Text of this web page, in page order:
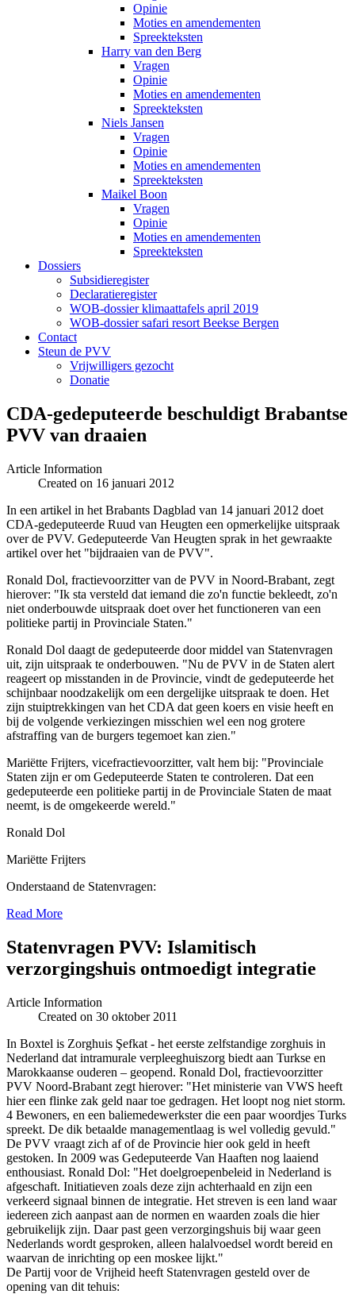
Opinie
Moties en amendementen
Spreekteksten
Harry van den Berg
Vragen
Opinie
Moties en amendementen
Spreekteksten
Niels Jansen
Vragen
Opinie
Moties en amendementen
Spreekteksten
Maikel Boon
Vragen
Opinie
Moties en amendementen
Spreekteksten
Dossiers
Subsidieregister
Declaratieregister
WOB-dossier klimaattafels april 2019
WOB-dossier safari resort Beekse Bergen
Contact
Steun de PVV
Vrijwilligers gezocht
Donatie
CDA-gedeputeerde beschuldigt Brabantse
PVV van draaien
Article Information
Created on 16 januari 2012
In een artikel in het Brabants Dagblad van 14 januari 2012 doet
CDA-gedeputeerde Ruud van Heugten een opmerkelijke uitspraak
over de PVV. Gedeputeerde Van Heugten sprak in het gewraakte
artikel over het "bijdraaien van de PVV".
Ronald Dol, fractievoorzitter van de PVV in Noord-Brabant, zegt
hierover: "Ik sta versteld dat iemand die zo'n functie bekleedt, zo'n
niet onderbouwde uitspraak doet over het functioneren van een
politieke partij in Provinciale Staten."
Ronald Dol daagt de gedeputeerde door middel van Statenvragen
uit, zijn uitspraak te onderbouwen. "Nu de PVV in de Staten alert
reageert op misstanden in de Provincie, vindt de gedeputeerde het
schijnbaar noodzakelijk om een dergelijke uitspraak te doen. Het
zijn stuiptrekkingen van het CDA dat geen koers en visie heeft en
bij de volgende verkiezingen misschien wel een nog grotere
afstraffing van de burgers tegemoet kan zien."
Mariëtte Frijters, vicefractievoorzitter, valt hem bij: "Provinciale
Staten zijn er om Gedeputeerde Staten te controleren. Dat een
gedeputeerde een politieke partij in de Provinciale Staten de maat
neemt, is de omgekeerde wereld."
Ronald Dol
Mariëtte Frijters
Onderstaand de Statenvragen:
Read More
Statenvragen PVV: Islamitisch
verzorgingshuis ontmoedigt integratie
Article Information
Created on 30 oktober 2011
In Boxtel is Zorghuis Şefkat - het eerste zelfstandige zorghuis in
Nederland dat intramurale verpleeghuiszorg biedt aan Turkse en
Marokkaanse ouderen – geopend. Ronald Dol, fractievoorzitter
PVV Noord-Brabant zegt hierover: "Het ministerie van VWS heeft
hier een flinke zak geld naar toe gedragen. Het loopt nog niet storm.
4 Bewoners, en een baliemedewerkster die een paar woordjes Turks
spreekt. De dik betaalde managementlaag is wel volledig gevuld."
De PVV vraagt zich af of de Provincie hier ook geld in heeft
gestoken. In 2009 was Gedeputeerde Van Haaften nog laaiend
enthousiast. Ronald Dol: "Het doelgroepenbeleid in Nederland is
afgeschaft. Initiatieven zoals deze zijn achterhaald en zijn een
verkeerd signaal binnen de integratie. Het streven is een land waar
iedereen zich aanpast aan de normen en waarden zoals die hier
gebruikelijk zijn. Daar past geen verzorgingshuis bij waar geen
Nederlands wordt gesproken, alleen halalvoedsel wordt bereid en
waarvan de inrichting op een moskee lijkt."
De Partij voor de Vrijheid heeft Statenvragen gesteld over de
opening van dit tehuis: